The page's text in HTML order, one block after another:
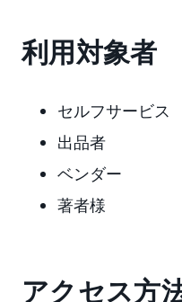
利用対象者
セルフサービス
出品者
ベンダー
著者様
アクセス方